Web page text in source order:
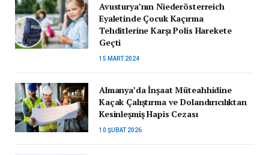
Avusturya’nın Niederösterreich
Eyaletinde Çocuk Kaçırma
Tehditlerine Karşı Polis Harekete
Geçti
15 MART 2024
Almanya’da İnşaat Müteahhidine
Kaçak Çalıştırma ve Dolandırıcılıktan
Kesinleşmiş Hapis Cezası
10 ŞUBAT 2026